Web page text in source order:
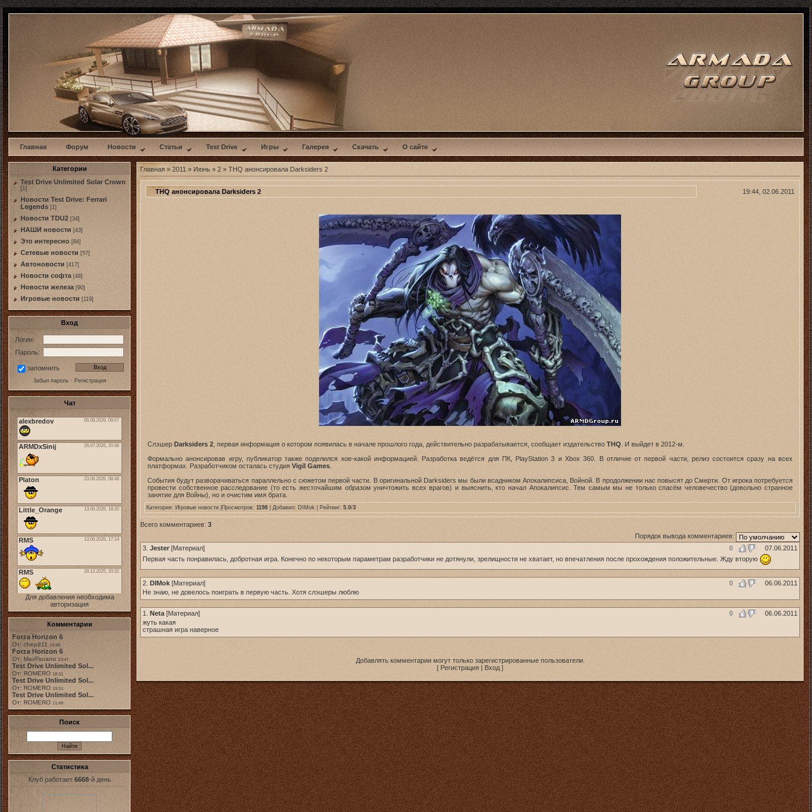
w
Главная Форум Новости Статьи Test Drive Игры Галерея Скачать О сайте
Категории
Test Drive Unlimited Solar Crown
[1]
Новости Test Drive: Ferrari
Legends [1]
Новости TDU2 [34]
НАШИ новости [43]
Это интересно [84]
Сетевые новости [57]
Автоновости [417]
Новости софта [48]
Новоcти железа [90]
Игровые новости [119]
Вход
Логин:
Пароль:
запомнить
Забыл пароль· Регистрация
Чат
Для добавления необходима
авторизация
Комментарии
Forza Horizon 6
От: chep811 19:48
Forza Horizon 6
От: MaxFiorano 23:47
Test Drive Unlimited Sol...
От: ROMERO 18:31
Test Drive Unlimited Sol...
От: ROMERO 19:31
Test Drive Unlimited Sol...
От: ROMERO 11:49
Поиск
Статистика
Клуб работает 6668-й день
Главная » 2011 » Июнь » 2 » THQ анонсировала Darksiders 2
THQ анонсировала Darksiders 2 19:44, 02.06.2011
Слэшер Darksiders 2 , первая информация о котором появилась в начале прошлого года, действительно разрабатывается, сообщает издательство THQ . И выйдет в 2012-м.
Формально анонсировав игру, публикатор также поделился кое-какой информацией. Разработка ведётся для ПК, PlayStation 3 и Xbox 360. В отличие от первой части, релиз состоится сразу на всех
платформах. Разработчиком осталась студия Vigil Games
События будут разворачиваться параллельно с сюжетом первой части. В оригинальной Darksiders мы были всадником Апокалипсиса, Войной. В продолжении нас повысят до Смерти. От игрока потребуется
провести собственное расследование (то есть жесточайшим образом уничтожить всех врагов) и выяснить, кто начал Апокалипсис. Тем самым мы не только спасём человечество (довольно странное
занятие для Войны), но и очистим имя брата.
Категория: Игровые новости |Просмотров: 1198 | Добавил: DIMok | Рейтинг: 5.0/3
Всего комментариев: 3
Порядок вывода комментариев:
0
07.06.2011
3. Jester [Материал]
Первая часть понравилась, добротная игра. Конечно по некоторым параметрам разработчики не дотянули, зрелищности не хватает, но впечатления после прохождения положительные. Жду вторую
0 06.06.2011
2. DIMok [Материал]
Не знаю, не довелось поиграть в первую часть. Хотя слэшеры люблю
0 06.06.2011
1. Neta [Материал]
жуть какая
страшная игра наверное
Добавлять комментарии могут только зарегистрированные пользователи.
[ Регистрация | Вход ]